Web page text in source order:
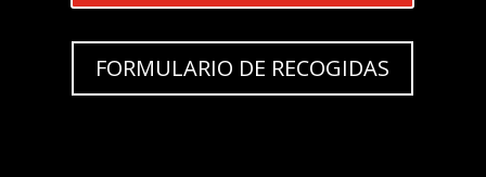
FORMULARIO DE RECOGIDAS